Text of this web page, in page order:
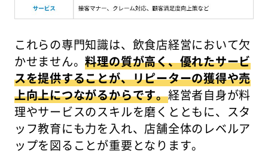
これらの専門知識は、飲食店経営において欠
かせません。料理の質が高く、優れたサービ
スを提供することが、リピーターの獲得や売
上向上につながるからです。経営者自身が料
理やサービスのスキルを磨くとともに、スタ
ッフ教育にも力を入れ、店舗全体のレベルア
ップを図ることが重要となります。